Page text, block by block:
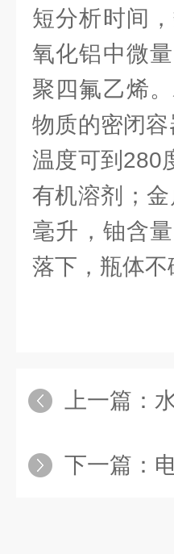
短分析时间
氧化铝中微
聚四氟乙烯。
物质的密闭
温度可到280
有机溶剂；
毫升，铀含
落下，瓶体
上一篇：
下一篇：